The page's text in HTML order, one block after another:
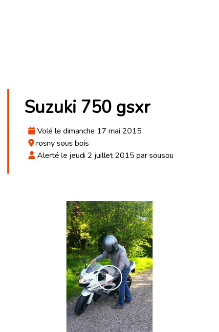
Suzuki 750 gsxr
Volé le dimanche 17 mai 2015
rosny sous bois
Alerté le jeudi 2 juillet 2015 par sousou